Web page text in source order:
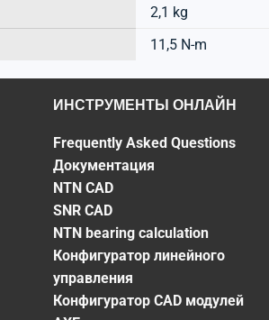
2,1 kg
11,5 N-m
ИНСТРУМЕНТЫ ОНЛАЙН
Frequently Asked Questions
Документация
NTN CAD
SNR CAD
NTN bearing calculation
Конфигуратор линейного
управления
Конфигуратор CAD модулей